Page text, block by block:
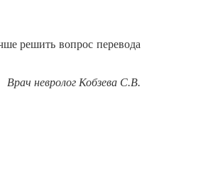
решить вопрос перевода
Врач невролог Кобзева С.В.